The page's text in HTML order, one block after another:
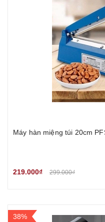
Máy hàn miệng túi 20cm
219.000₫ 299.000₫
38%